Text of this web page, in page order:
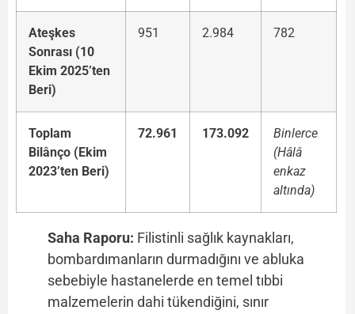
Ateşkes
Sonrası (10
Ekim 2025’ten
Beri)
951 2.984 782
Toplam
Bilânço (Ekim
2023’ten Beri)
72.961 173.092
Binlerce
(Hâlâ
enkaz
altında)
Saha Raporu: Filistinli sağlık kaynakları,
bombardımanların durmadığını ve abluka
sebebiyle hastanelerde en temel tıbbi
malzemelerin dahi tükendiğini, sınır